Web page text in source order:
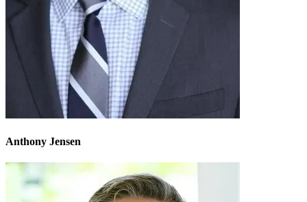
Anthony Jensen